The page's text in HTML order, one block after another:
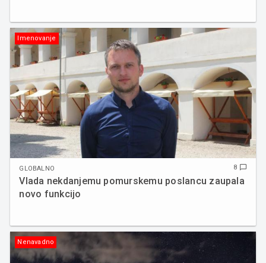
Imenovanje
GLOBALNO 8 chat_bubble_outline
Vlada nekdanjemu pomurskemu poslancu zaupala
novo funkcijo
Nenavadno